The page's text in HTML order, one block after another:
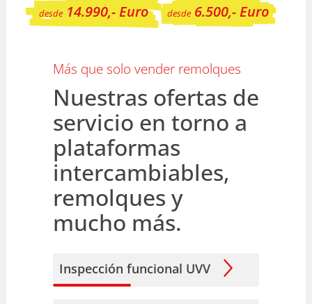
desde14.990,- Euro desde 6.500,- Euro
Más que solo vender remolques
Nuestras ofertas de
servicio en torno a
plataformas
intercambiables,
remolques y
mucho más.
Inspección funcional UVV